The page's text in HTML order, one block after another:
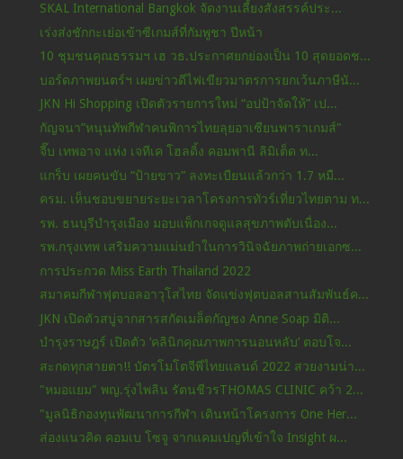
SKAL International Bangkok จัดงานเลี้ยงสังสรรค์ประ...
เร่งส่งชักกะเย่อเข้าซีเกมส์ที่กัมพูชา ปีหน้า
10 ชุมชนคุณธรรมฯ เฮ วธ.ประกาศยกย่องเป็น 10 สุดยอดช...
บอร์ดภาพยนตร์ฯ เผยข่าวดีไฟเขียวมาตรการยกเว้นภาษีนั...
JKN Hi Shopping เปิดตัวรายการใหม่ “อปป้าจัดให้” เป...
กัญจนา”หนุนทัพกีฬาคนพิการไทยลุยอาเซียนพาราเกมส์"
จี๊บ เทพอาจ แห่ง เจทีเค โฮลดิ้ง คอมพานี ลิมิเต็ด ท...
แกร็บ เผยคนขับ “ป้ายขาว” ลงทะเบียนแล้วกว่า 1.7 หมื...
ครม. เห็นชอบขยายระยะเวลาโครงการทัวร์เที่ยวไทยตาม ท...
รพ. ธนบุรีบำรุงเมือง มอบแพ็กเกจดูแลสุขภาพตับเนื่อง...
รพ.กรุงเทพ เสริมความแม่นยำในการวินิจฉัยภาพถ่ายเอกซ...
การประกวด Miss Earth Thailand 2022
สมาคมกีฬาฟุตบอลอาวุโสไทย จัดแข่งฟุตบอลสานสัมพันธ์ค...
JKN เปิดตัวสบู่จากสารสกัดเมล็ดกัญชง Anne Soap มิติ...
บำรุงราษฎร์ เปิดตัว ‘คลินิกคุณภาพการนอนหลับ’ ตอบโจ...
สะกดทุกสายตา!! บัตรโมโตจีพีไทยแลนด์ 2022 สวยงามน่า...
"หมอแยม" พญ.รุ่งไพลิน รัตนชีวรTHOMAS CLINIC คว้า 2...
"มูลนิธิกองทุนพัฒนาการกีฬา เดินหน้าโครงการ One Her...
ส่องแนวคิด คอมเบ โซจู จากแคมเปญที่เข้าใจ Insight ผ...